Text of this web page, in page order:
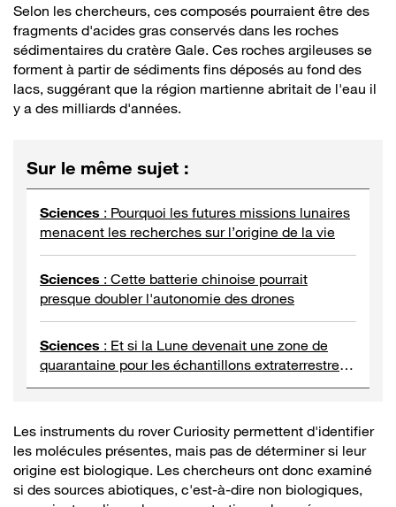
Selon les chercheurs, ces composés pourraient être des
fragments d'acides gras conservés dans les roches
sédimentaires du cratère Gale. Ces roches argileuses se
forment à partir de sédiments fins déposés au fond des
lacs, suggérant que la région martienne abritait de l'eau il
y a des milliards d'années.
Sur le même sujet :
Sciences : Pourquoi les futures missions lunaires
menacent les recherches sur l’origine de la vie
Sciences : Cette batterie chinoise pourrait
presque doubler l'autonomie des drones
Sciences : Et si la Lune devenait une zone de
quarantaine pour les échantillons extraterrestres
?
Les instruments du rover Curiosity permettent d'identifier
les molécules présentes, mais pas de déterminer si leur
origine est biologique. Les chercheurs ont donc examiné
si des sources abiotiques, c'est-à-dire non biologiques,